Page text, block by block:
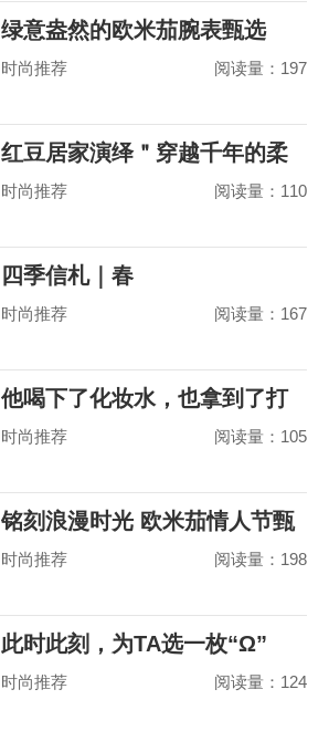
绿意盎然的欧米茄腕表甄选
时尚推荐 阅读量：197
红豆居家演绎＂穿越千年的柔
软＂，婴儿绵真
时尚推荐 阅读量：110
四季信札｜春
时尚推荐 阅读量：167
他喝下了化妆水，也拿到了打
赢山茶花之争的
时尚推荐 阅读量：105
铭刻浪漫时光 欧米茄情人节甄
选
时尚推荐 阅读量：198
此时此刻，为TA选一枚“Ω”
时尚推荐 阅读量：124